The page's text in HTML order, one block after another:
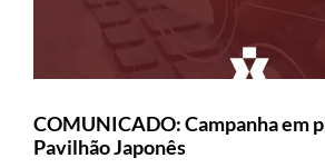
COMUNICADO: Campanha em
Pavilhão Japonês